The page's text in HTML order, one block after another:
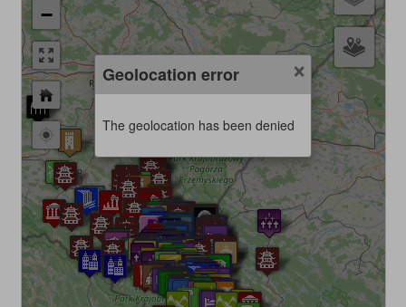
−
×
Geolocation error
The geolocation has been denied